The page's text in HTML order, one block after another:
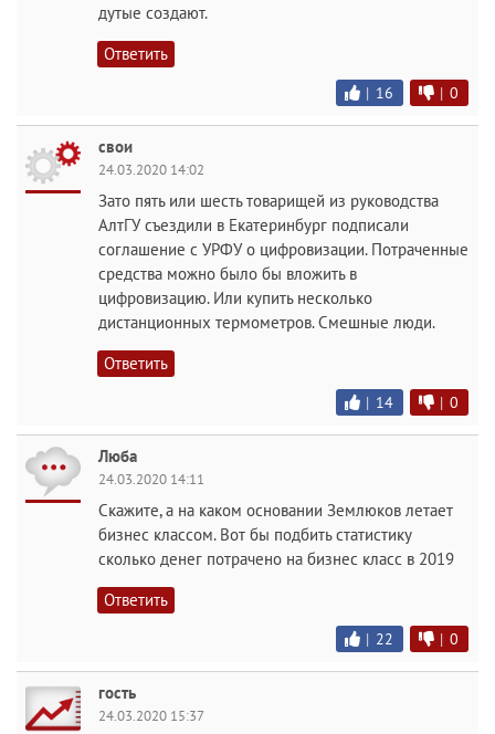
дутые создают.
Ответить
| 16 | 0
свои
24.03.2020 14:02
Зато пять или шесть товарищей из руководства
АлтГУ съездили в Екатеринбург подписали
соглашение с УРФУ о цифровизации. Потраченные
средства можно было бы вложить в
цифровизацию. Или купить несколько
дистанционных термометров. Смешные люди.
Ответить
| 14 | 0
Люба
24.03.2020 14:11
Скажите, а на каком основании Землюков летает
бизнес классом. Вот бы подбить статистику
сколько денег потрачено на бизнес класс в 2019
Ответить
| 22 | 0
гость
24.03.2020 15:37